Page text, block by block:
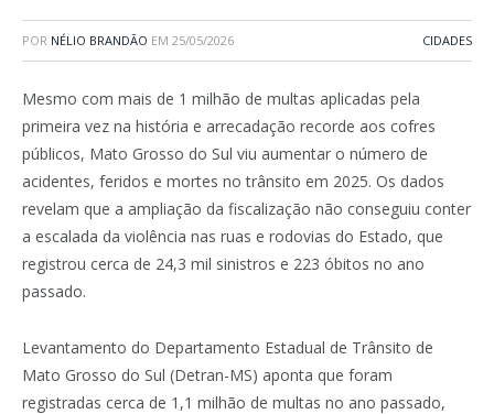
POR NÉLIO BRANDÃO EM 25/05/2026 CIDADES
Mesmo com mais de 1 milhão de multas aplicadas pela
primeira vez na história e arrecadação recorde aos cofres
públicos, Mato Grosso do Sul viu aumentar o número de
acidentes, feridos e mortes no trânsito em 2025. Os dados
revelam que a ampliação da fiscalização não conseguiu conter
a escalada da violência nas ruas e rodovias do Estado, que
registrou cerca de 24,3 mil sinistros e 223 óbitos no ano
passado.
Levantamento do Departamento Estadual de Trânsito de
Mato Grosso do Sul (Detran-MS) aponta que foram
registradas cerca de 1,1 milhão de multas no ano passado,